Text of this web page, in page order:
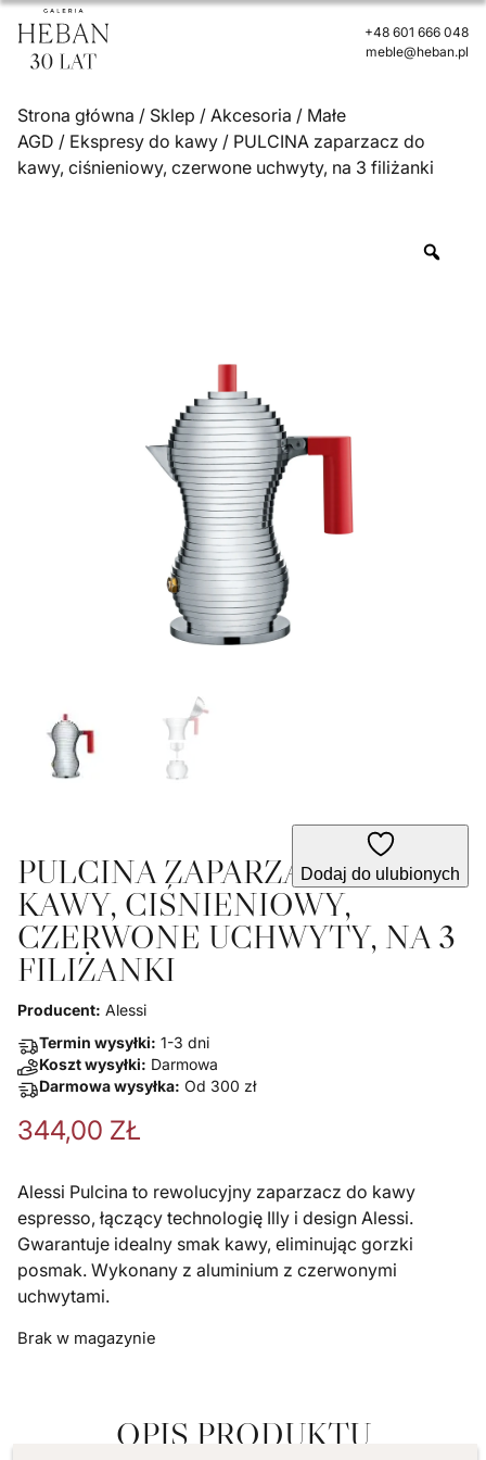
+48 601 666 048
meble@heban.pl
Strona główna / Sklep / Akcesoria / Małe
AGD / Ekspresy do kawy / PULCINA zaparzacz do
kawy, ciśnieniowy, czerwone uchwyty, na 3 filiżanki
Dodaj do ulubionych
PULCINA ZAPARZACZ DO
KAWY, CIŚNIENIOWY,
CZERWONE UCHWYTY, NA 3
FILIŻANKI
Producent: Alessi
Termin wysyłki: 1-3 dni
Koszt wysyłki: Darmowa
Darmowa wysyłka: Od 300 zł
344,00 ZŁ
Alessi Pulcina to rewolucyjny zaparzacz do kawy
espresso, łączący technologię Illy i design Alessi.
Gwarantuje idealny smak kawy, eliminując gorzki
posmak. Wykonany z aluminium z czerwonymi
uchwytami.
Brak w magazynie
OPIS PRODUKTU